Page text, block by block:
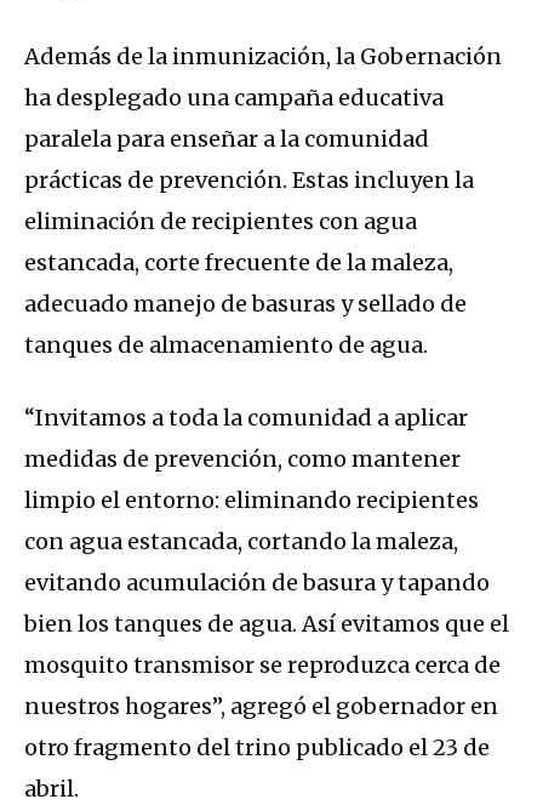
Además de la inmunización, la Gobernación
ha desplegado una campaña educativa
paralela para enseñar a la comunidad
prácticas de prevención. Estas incluyen la
eliminación de recipientes con agua
estancada, corte frecuente de la maleza,
adecuado manejo de basuras y sellado de
tanques de almacenamiento de agua.
“Invitamos a toda la comunidad a aplicar
medidas de prevención, como mantener
limpio el entorno: eliminando recipientes
con agua estancada, cortando la maleza,
evitando acumulación de basura y tapando
bien los tanques de agua. Así evitamos que el
mosquito transmisor se reproduzca cerca de
nuestros hogares”, agregó el gobernador en
otro fragmento del trino publicado el 23 de
abril.